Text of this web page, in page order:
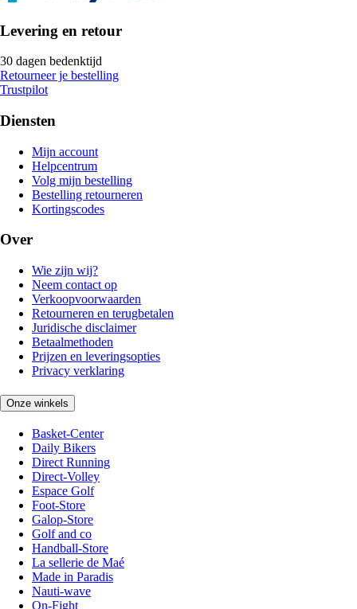
Levering en retour
30 dagen bedenktijd
Retourneer je bestelling
Trustpilot
Diensten
Mijn account
Helpcentrum
Volg mijn bestelling
Bestelling retourneren
Kortingscodes
Over
Wie zijn wij?
Neem contact op
Verkoopvoorwaarden
Retourneren en terugbetalen
Juridische disclaimer
Betaalmethoden
Prijzen en leveringsopties
Privacy verklaring
Onze winkels
Basket-Center
Daily Bikers
Direct Running
Direct-Volley
Espace Golf
Foot-Store
Galop-Store
Golf and co
Handball-Store
La sellerie de Maé
Made in Paradis
Nauti-wave
On-Fight